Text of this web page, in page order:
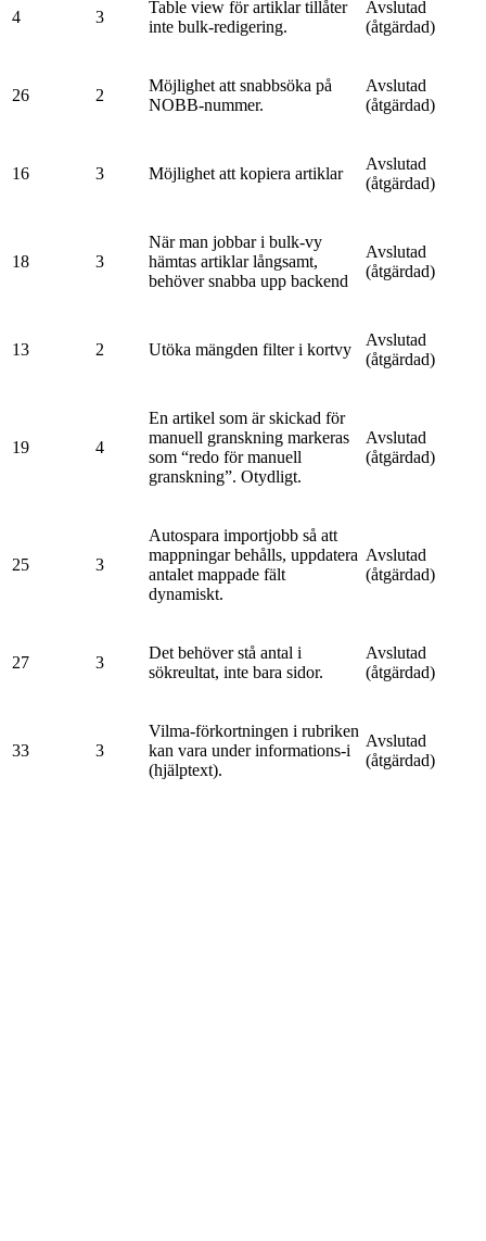
4 3
Table view för artiklar tillåter
inte bulk-redigering.
Avslutad
(åtgärdad)
26 2
Möjlighet att snabbsöka på
NOBB-nummer.
Avslutad
(åtgärdad)
16 3 Möjlighet att kopiera artiklar
Avslutad
(åtgärdad)
18 3
När man jobbar i bulk-vy
hämtas artiklar långsamt,
behöver snabba upp backend
Avslutad
(åtgärdad)
13 2 Utöka mängden filter i kortvy
Avslutad
(åtgärdad)
19 4
En artikel som är skickad för
manuell granskning markeras
som “redo för manuell
granskning”. Otydligt.
Avslutad
(åtgärdad)
25 3
Autospara importjobb så att
mappningar behålls, uppdatera
antalet mappade fält
dynamiskt.
Avslutad
(åtgärdad)
27 3
Det behöver stå antal i
sökreultat, inte bara sidor.
Avslutad
(åtgärdad)
33 3
Vilma-förkortningen i rubriken
kan vara under informations-i
(hjälptext).
Avslutad
(åtgärdad)